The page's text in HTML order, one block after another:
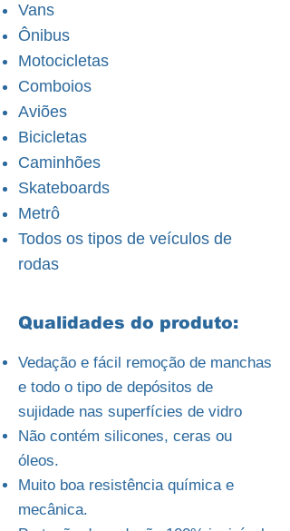
Vans
Ônibus
Motocicletas
Comboios
Aviões
Bicicletas
Caminhões
Skateboards
Metrô
Todos os tipos de veículos de
rodas
Qualidades do produto:
Vedação e fácil remoção de manchas
e todo o tipo de depósitos de
sujidade nas superfícies de vidro
Não contém silicones, ceras ou
óleos.
Muito boa resistência química e
mecânica.